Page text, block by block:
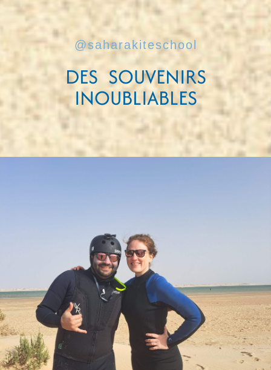
@saharakiteschool
DES SOUVENIRS
INOUBLIABLES